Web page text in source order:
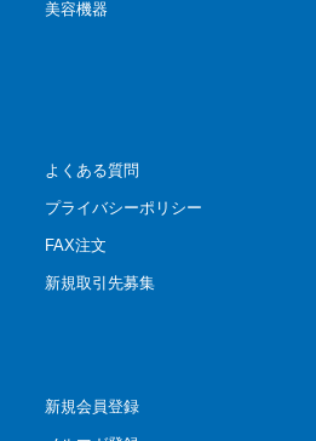
美容機器
よくある質問
プライバシーポリシー
FAX注文
新規取引先募集
新規会員登録